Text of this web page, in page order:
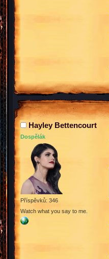
Hayley Bettencourt
Dospělák
Příspěvků: 346
Watch what you say to me.